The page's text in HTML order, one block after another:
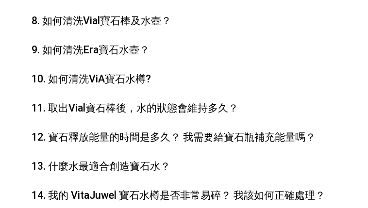
8. 如何清洗Vial寶石棒及水壺？
9. 如何清洗Era寶石水壺？
10. 如何清洗ViA寶石水樽?
11. 取出Vial寶石棒後，水的狀態會維持多久？
12. 寶石釋放能量的時間是多久？ 我需要給寶石瓶補充能量嗎？
13. 什麼水最適合創造寶石水？
14. 我的 VitaJuwel 寶石水樽是否非常易碎？ 我該如何正確處理？